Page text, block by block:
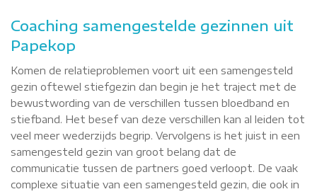
Coaching samengestelde gezinnen uit
Papekop
Komen de relatieproblemen voort uit een samengesteld
gezin oftewel stiefgezin dan begin je het traject met de
bewustwording van de verschillen tussen bloedband en
stiefband. Het besef van deze verschillen kan al leiden tot
veel meer wederzijds begrip. Vervolgens is het juist in een
samengesteld gezin van groot belang dat de
communicatie tussen de partners goed verloopt. De vaak
complexe situatie van een samengesteld gezin, die ook in